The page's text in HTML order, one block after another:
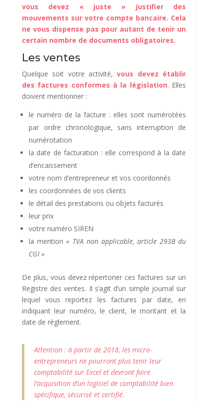
vous devez « juste » justifier des
mouvements sur votre compte bancaire. Cela
ne vous dispense pas pour autant de tenir un
certain nombre de documents obligatoires.
Les ventes
Quelque soit votre activité,vous devez établir
des factures conformes à la législation. Elles
doivent mentionner :
le numéro de la facture : elles sont numérotées
par ordre chronologique, sans interruption de
numérotation
la date de facturation : elle correspond à la date
d’encaissement
votre nom d’entrepreneur et vos coordonnés
les coordonnées de vos clients
le détail des prestations ou objets facturés
leur prix
votre numéro SIREN
la mention « TVA non applicable, article 293B du
CGI »
De plus, vous devez répertorier ces factures sur un
Registre des ventes. Il s’agit d’un simple journal sur
lequel vous reportez les factures par date, en
indiquant leur numéro, le client, le montant et la
date de règlement.
Attention : à partir de 2018, les micro-
entrepreneurs ne pourront plus tenir leur
comptabilité sur Excel et devront faire
l’acquisition d’un logiciel de comptabilité bien
spécifique, sécurisé et certifié.